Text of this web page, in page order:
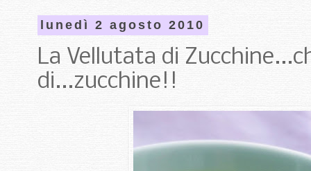
lunedì 2 agosto 2010
La Vellutata di
di...zucchine!!